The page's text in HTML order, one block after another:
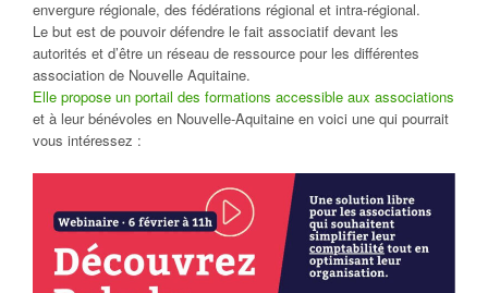
envergure régionale, des fédérations régional et intra-régional.
Le but est de pouvoir défendre le fait associatif devant les
autorités et d’être un réseau de ressource pour les différentes
association de Nouvelle Aquitaine.
Elle propose un portail des formations accessible aux associations
et à leur bénévoles en Nouvelle-Aquitaine en voici une qui pourrait
vous intéressez :